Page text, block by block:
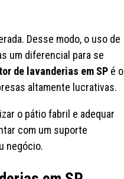
Desse modo, o uso de
um diferencial para se
de lavanderias em SP é o
altamente lucrativas.
o pátio fabril e adequar
com um suporte
negócio.